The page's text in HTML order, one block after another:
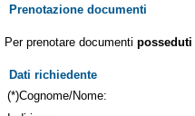
Prenotazione documenti
Per prenotare documenti posseduti
Dati richiedente
(*)Cognome/Nome: